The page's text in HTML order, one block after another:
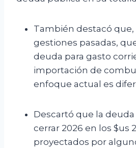
También destacó que,
gestiones pasadas,
deuda para gasto
importación de
enfoque actual es
Descartó que la deuda
cerrar 2026 en los $us
proyectados por